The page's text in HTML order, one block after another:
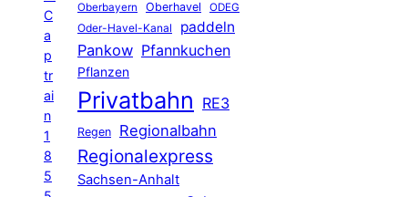
C
a
p
tr
ai
n
1
8
5
Oberbayern Oberhavel ODEG
Oder-Havel-Kanal paddeln
Pankow Pfannkuchen
Pflanzen
Privatbahn RE3
Regen Regionalbahn
Regionalexpress
Sachsen-Anhalt